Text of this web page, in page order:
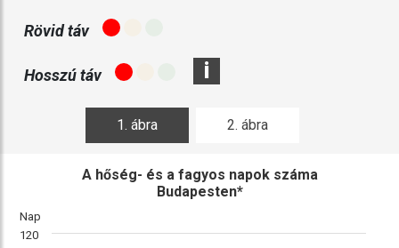
Rövid táv
Hosszú táv i
1. ábra 2. ábra
Nap
A hőség- és a fagyos napok száma
Budapesten*
120